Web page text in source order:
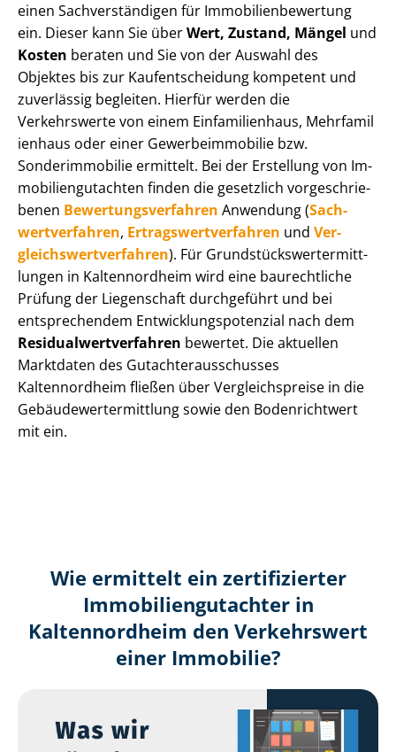
einen Sach­ver­stän­di­gen für Im­mo­bi­li­en­be­wer­tung
ein. Dieser kann Sie überWert, Zustand, Mängel und
Kosten beraten und Sie von der Auswahl des
Objektes bis zur Kauf­ent­schei­dung kompetent und
zuverlässig begleiten. Hierfür werden die
Verkehrswerte von einem Einfamilienhaus, Mehr­fa­mi­l
i­en­haus oder einer Ge­wer­be­im­mo­bi­lie bzw.
Sonderimmobilie ermittelt. Bei der Erstellung von Im­
mo­bi­li­en­gut­ach­ten finden die gesetzlich vor­ge­schrie­
be­nen Be­wer­tungs­ver­fah­ren Anwendung (Sach­
wert­ver­fah­ren, Er­trags­wert­ver­fah­ren und Ver­
gleichs­wert­ver­fah­ren). Für Grund­stücks­wert­ermitt­
lun­gen in Kaltennordheim wird eine baurechtliche
Prüfung der Liegenschaft durchgeführt und bei
entsprechendem Ent­wick­lungs­po­ten­zi­al nach dem
Re­si­du­al­wert­ver­fah­ren bewertet. Die aktuellen
Marktdaten des Gut­ach­ter­aus­schus­ses
Kaltennordheim fließen über Ver­gleichs­prei­se in die
Ge­bäu­de­wert­ermitt­lung sowie den Bodenrichtwert
mit ein.
Wie ermittelt ein zertifizierter
Immobilien­gutachter in
Kaltennordheim den Verkehrswert
einer Immobilie?